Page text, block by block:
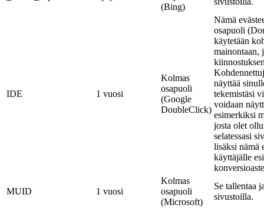
(Bing)
IDE 1 vuosi
Kolmas
osapuoli
(Google
DoubleClick)
Nämä
osapuoli
käytetään
mainontaan,
näyttää
tekemistäsi
voidaan
esimerkiksi
josta olet
selatessasi
lisäksi nämä
käyttäjälle
MUID 1 vuosi
Kolmas
osapuoli
(Microsoft)
Se tallentaa
sivustoilla.